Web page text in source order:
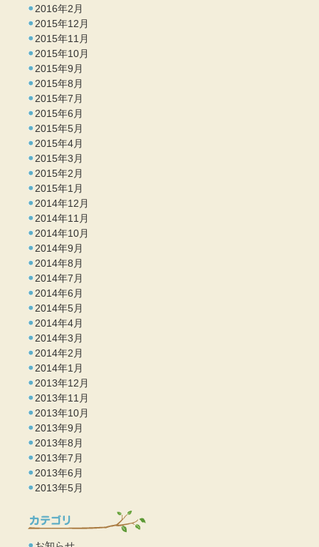
2016年2月
2015年12月
2015年11月
2015年10月
2015年9月
2015年8月
2015年7月
2015年6月
2015年5月
2015年4月
2015年3月
2015年2月
2015年1月
2014年12月
2014年11月
2014年10月
2014年9月
2014年8月
2014年7月
2014年6月
2014年5月
2014年4月
2014年3月
2014年2月
2014年1月
2013年12月
2013年11月
2013年10月
2013年9月
2013年8月
2013年7月
2013年6月
2013年5月